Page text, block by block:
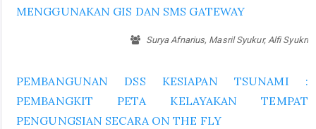
MENGGUNAKAN GIS DAN SMS GATEWAY
Surya Afnarius, Masril Syukur, Alfi Syukri
PEMBANGUNAN DSS KESIAPAN TSUNAMI :
PEMBANGKIT PETA KELAYAKAN TEMPAT
PENGUNGSIAN SECARA ON THE FLY